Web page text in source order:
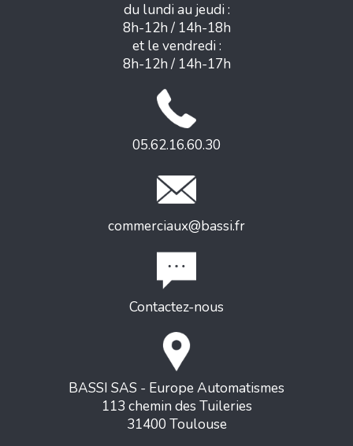
du lundi au jeudi :
8h-12h / 14h-18h
et le vendredi :
8h-12h / 14h-17h
05.62.16.60.30
commerciaux@bassi.fr
Contactez-nous
BASSI SAS - Europe Automatismes
113 chemin des Tuileries
31400 Toulouse